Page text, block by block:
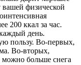
вашей физической
200 ккал за час.
день.
пользу. Во-первых,
Во-вторых,
можно больше снега